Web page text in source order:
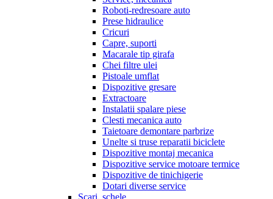
Roboti-redresoare auto
Prese hidraulice
Cricuri
Capre, suporti
Macarale tip girafa
Chei filtre ulei
Pistoale umflat
Dispozitive gresare
Extractoare
Instalatii spalare piese
Clesti mecanica auto
Taietoare demontare parbrize
Unelte si truse reparatii biciclete
Dispozitive montaj mecanica
Dispozitive service motoare termice
Dispozitive de tinichigerie
Dotari diverse service
Scari, schele